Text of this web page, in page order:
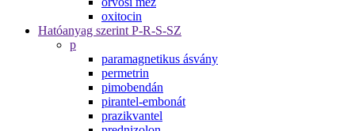
oxitocin
Hatóanyag szerint P-R-S-SZ
p
paramagnetikus ásvány
permetrin
pimobendán
pirantel-embonát
prazikvantel